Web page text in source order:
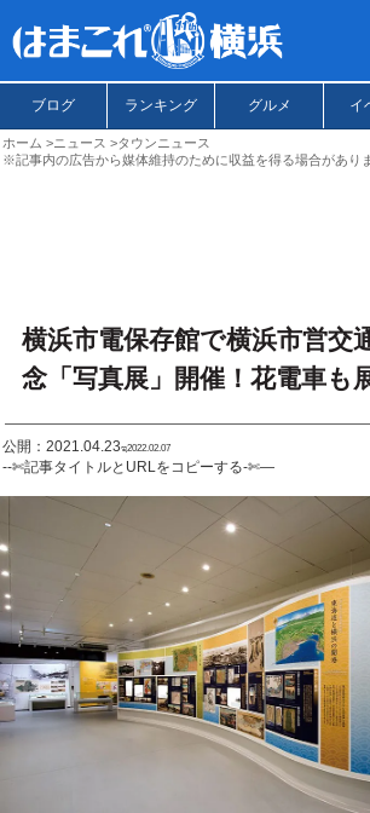
ブログ ランキング グルメ イ
ホーム ニュース
タウンニュース
※記事内の広告から媒体維持のために収益を得る場合があり
横浜市電保存館で横浜市営交
念「写真展」開催！花電車も
公開：2021.04.23ಇ2022.02.07
--✄記事タイトルとURLをコピーする-✄—